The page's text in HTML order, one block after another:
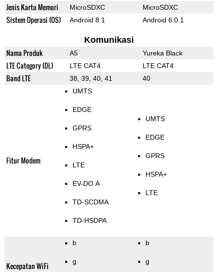
Jenis Kartu Memori MicroSDXC MicroSDXC
Sistem Operasi (OS) Android 8.1 Android 6.0.1
Komunikasi
Nama Produk A5 Yureka Black
LTE Category (DL) LTE CAT4 LTE CAT4
Band LTE 38, 39, 40, 41 40
Fitur Modem
UMTS
EDGE
GPRS
HSPA+
LTE
EV-DO A
TD-SCDMA
TD-HSDPA
UMTS
EDGE
GPRS
HSPA+
LTE
Kecepatan WiFi
b
g
b
g